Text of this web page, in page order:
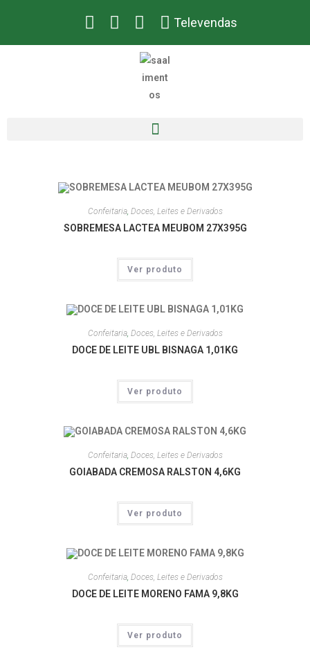
Televendas
Confeitaria, Doces, Leites e Derivados
SOBREMESA LACTEA MEUBOM 27X395G
Ver produto
Confeitaria, Doces, Leites e Derivados
DOCE DE LEITE UBL BISNAGA 1,01KG
Ver produto
Confeitaria, Doces, Leites e Derivados
GOIABADA CREMOSA RALSTON 4,6KG
Ver produto
Confeitaria, Doces, Leites e Derivados
DOCE DE LEITE MORENO FAMA 9,8KG
Ver produto